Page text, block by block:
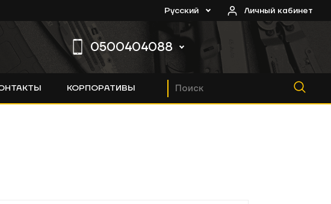
Русский Личный кабинет
0500404088
КОРПОРАТИВЫ